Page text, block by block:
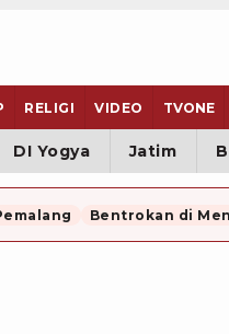
RELIGI VIDEO TVONE
DI Yogya Jatim
Bentrokan di